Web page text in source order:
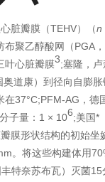
脏瓣膜（TEHV）（n
布聚乙醇酸网（PGA
叶心脏瓣膜3;塞隆，卢
奥道康）到径向自膨
在37°C;PFM-AG，德
子量：1 × 106;美国*
膜形状结构的初始坐
。将这些构建体用
特奈苏布瓦）灭菌